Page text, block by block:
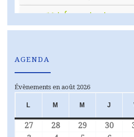
AGENDA
Évènements en août 2026
L LUNDIM MARDI
M MERCREDI
J
27 27 juillet 2026
28 28 juillet 2026
29 29 juillet
30 30